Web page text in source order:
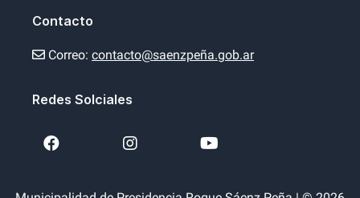
Contacto
Correo: contacto@saenzpeña.gob.ar
Redes Solciales